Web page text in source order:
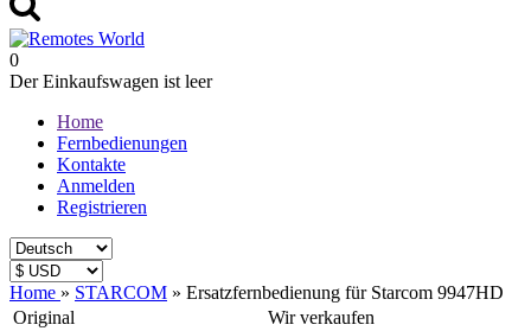
0
Der Einkaufswagen ist leer
Home
Fernbedienungen
Kontakte
Anmelden
Registrieren
Home » STARCOM » Ersatzfernbedienung für Starcom 9947HD
Original
Wir verkaufen